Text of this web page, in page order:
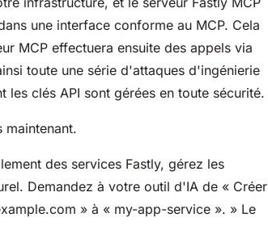
une interface conforme au MCP. Cela
MCP effectuera ensuite des appels via
toute une série d'attaques d'ingénierie
les clés API sont gérées en toute sécurité.
maintenant.
des services Fastly, gérez les
Demandez à votre outil d'IA de « Créer
» à « my-app-service ». » Le